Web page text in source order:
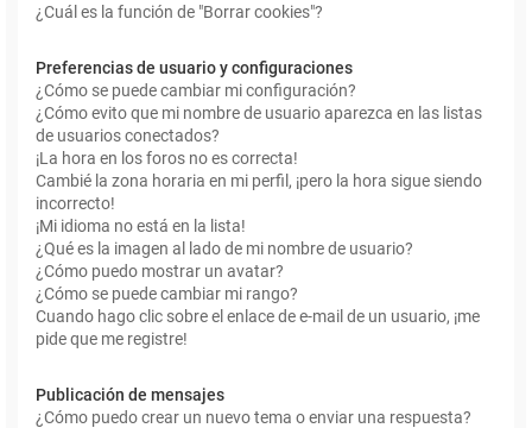
¿Cuál es la función de "Borrar cookies"?
Preferencias de usuario y configuraciones
¿Cómo se puede cambiar mi configuración?
¿Cómo evito que mi nombre de usuario aparezca en las listas
de usuarios conectados?
¡La hora en los foros no es correcta!
Cambié la zona horaria en mi perfil, ¡pero la hora sigue siendo
incorrecto!
¡Mi idioma no está en la lista!
¿Qué es la imagen al lado de mi nombre de usuario?
¿Cómo puedo mostrar un avatar?
¿Cómo se puede cambiar mi rango?
Cuando hago clic sobre el enlace de e-mail de un usuario, ¡me
pide que me registre!
Publicación de mensajes
¿Cómo puedo crear un nuevo tema o enviar una respuesta?